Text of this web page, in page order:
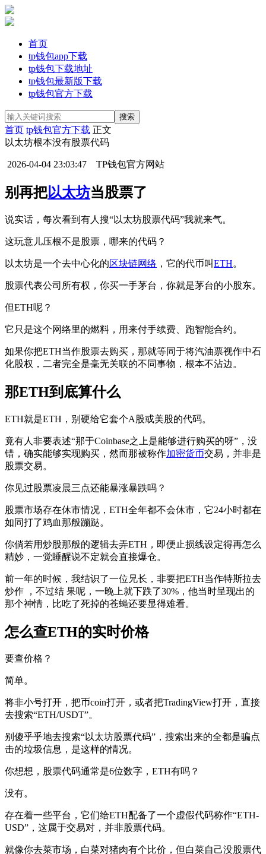
首页
tp钱包app下载
tp钱包下载地址
tp钱包最新版下载
tp钱包官方下载
首页 tp钱包官方下载 正文
以太坊根本没有股票代码
2026-04-04 23:03:47 TP钱包官方网站
别再把以太坊当股票了
说实话，每次看到有人搜“以太坊股票代码”我就来气。
这玩意儿压根不是股票，哪来的代码？
以太坊是一个去中心化的区块链网络 ，它的代币叫ETH。
股票代表公司所有权，你买一手茅台，你就是茅台的小股东。
但ETH呢？
它只是这个网络里的燃料，用来付手续费、跑智能合约。
如果你把ETH当作股票去购买，那就等同于将汽油票视作中石
化股权，二者完全是毫无关联的不同事物，根本不沾边。
那ETH到底算什么
ETH就是ETH，别硬给它套个A股或美股的代码。
竟有人非要表述“那于Coinbase之上是能够进行购买的呀”，没
错，确实能够实现购买，然而那被称作加密货币交易，并非是
股票交易。
你见过股票凌晨三点还能暴涨暴跌吗？
股票市场存在休市情况，ETH全年都不会休市，它24小时都在
如同打了鸡血那般蹦跶。
你倘若用炒股那般的逻辑去弄ETH，即便止损线设定得再怎么
精妙，一觉睡醒说不定就会直接爆仓。
前一年的时候，我结识了一位兄长，非要把ETH当作特斯拉去
炒作 ，不过结 果呢，一晚上就下跌了30%，他当时呈现出的
那个神情，比吃了死掉的苍蝇还要显得难看。
怎么查ETH的实时价格
要查价格？
简单。
将非小号打开，把币coin打开，或者把TradingView打开，直接
去搜索“ETH/USDT”。
别傻乎乎地去搜索“以太坊股票代码”，搜索出来的全都是骗点
击的垃圾信息，是这样的情况。
你想想，股票代码通常是6位数字，ETH有吗？
没有。
存在着一些平台，它们给ETH配备了一个虚假代码称作“ETH-
USD”，这属于交易对，并非股票代码。
就像你去菜市场，白菜对猪肉有个比价，但白菜自己没股票代